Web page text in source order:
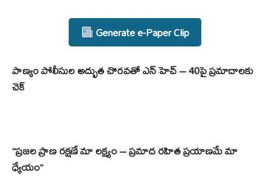
Generate e-Paper Clip
పాణ్యం పోలీసుల అద్భుత చొరవతో ఎన్ హెచ్ – 40పై ప్రమాదాలకు
చెక్
“ప్రజల ప్రాణ రక్షణే మా లక్ష్యం – ప్రమాద రహిత ప్రయాణమే మా
ధ్యేయం”